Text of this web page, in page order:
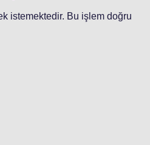
istemektedir. Bu işlem doğru